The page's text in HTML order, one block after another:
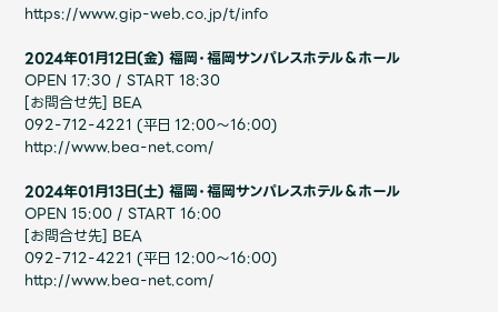
Mrs.REPORT
Mrs.GALLERY
Wallpaper
Request
JAM’S Letter
https://www.gip-web.co.jp/t/info
2024年01月12日(金) ​福岡・福岡サンパレスホテル＆ホール
OPEN 17:30 / START 18:30
[お問合せ先] BEA
092-712-4221 (平日 12:00〜16:00)
http://www.bea-net.com/
2024年01月13日(土) ​福岡・福岡サンパレスホテル＆ホール
OPEN 15:00 / START 16:00
[お問合せ先] BEA
092-712-4221 (平日 12:00〜16:00)
http://www.bea-net.com/